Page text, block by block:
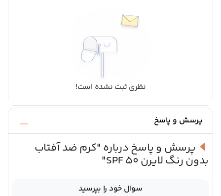
نظری ثبت نشده است!
پرسش و پاسخ
پرسش و پاسخ درباره "کرم ضد آفتاب
بدون رنگ لایرن SPF 50"
سوال خود را بپرسید